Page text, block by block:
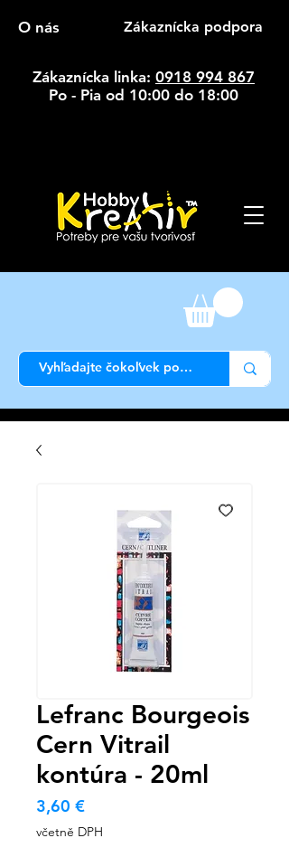
O nás Zákaznícka podpora
Zákaznícka linka: 0918 994 867
Po - Pia od 10:00 do 18:00
Lefranc Bourgeois
Cern Vitrail
kontúra - 20ml
3,60 €Cena
včetně DPH